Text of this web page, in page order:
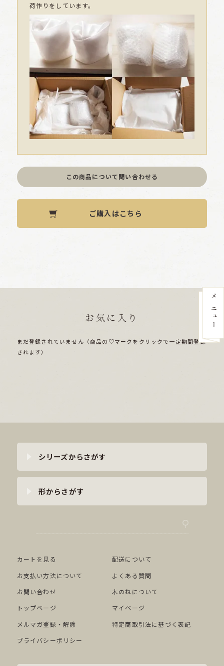
荷作りをしています。
この商品について問い合わせる
ご購入はこちら
お気に入り
まだ登録されていません（商品の♡マークをクリックで一定期間登録
されます）
シリーズからさがす
形からさがす
カートを見る
配送について
お支払い方法について
よくある質問
お問い合わせ
木のねについて
トップページ
マイページ
メルマガ登録・解除
特定商取引法に基づく表記
プライバシーポリシー